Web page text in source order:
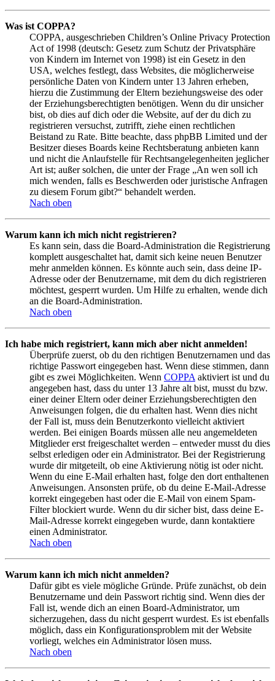
Was ist COPPA?
COPPA, ausgeschrieben Children’s Online Privacy Protection
Act of 1998 (deutsch: Gesetz zum Schutz der Privatsphäre
von Kindern im Internet von 1998) ist ein Gesetz in den
USA, welches festlegt, dass Websites, die möglicherweise
persönliche Daten von Kindern unter 13 Jahren erheben,
hierzu die Zustimmung der Eltern beziehungsweise des oder
der Erziehungsberechtigten benötigen. Wenn du dir unsicher
bist, ob dies auf dich oder die Website, auf der du dich zu
registrieren versuchst, zutrifft, ziehe einen rechtlichen
Beistand zu Rate. Bitte beachte, dass phpBB Limited und der
Besitzer dieses Boards keine Rechtsberatung anbieten kann
und nicht die Anlaufstelle für Rechtsangelegenheiten jeglicher
Art ist; außer solchen, die unter der Frage „An wen soll ich
mich wenden, falls es Beschwerden oder juristische Anfragen
zu diesem Forum gibt?“ behandelt werden.
Nach oben
Warum kann ich mich nicht registrieren?
Es kann sein, dass die Board-Administration die Registrierung
komplett ausgeschaltet hat, damit sich keine neuen Benutzer
mehr anmelden können. Es könnte auch sein, dass deine IP-
Adresse oder der Benutzername, mit dem du dich registrieren
möchtest, gesperrt wurden. Um Hilfe zu erhalten, wende dich
an die Board-Administration.
Nach oben
Ich habe mich registriert, kann mich aber nicht anmelden!
Überprüfe zuerst, ob du den richtigen Benutzernamen und das
richtige Passwort eingegeben hast. Wenn diese stimmen, dann
gibt es zwei Möglichkeiten. Wenn COPPA aktiviert ist und du
angegeben hast, dass du unter 13 Jahre alt bist, musst du bzw.
einer deiner Eltern oder deiner Erziehungsberechtigten den
Anweisungen folgen, die du erhalten hast. Wenn dies nicht
der Fall ist, muss dein Benutzerkonto vielleicht aktiviert
werden. Bei einigen Boards müssen alle neu angemeldeten
Mitglieder erst freigeschaltet werden – entweder musst du dies
selbst erledigen oder ein Administrator. Bei der Registrierung
wurde dir mitgeteilt, ob eine Aktivierung nötig ist oder nicht.
Wenn du eine E-Mail erhalten hast, folge den dort enthaltenen
Anweisungen. Ansonsten prüfe, ob du deine E-Mail-Adresse
korrekt eingegeben hast oder die E-Mail von einem Spam-
Filter blockiert wurde. Wenn du dir sicher bist, dass deine E-
Mail-Adresse korrekt eingegeben wurde, dann kontaktiere
einen Administrator.
Nach oben
Warum kann ich mich nicht anmelden?
Dafür gibt es viele mögliche Gründe. Prüfe zunächst, ob dein
Benutzername und dein Passwort richtig sind. Wenn dies der
Fall ist, wende dich an einen Board-Administrator, um
sicherzugehen, dass du nicht gesperrt wurdest. Es ist ebenfalls
möglich, dass ein Konfigurationsproblem mit der Website
vorliegt, welches ein Administrator lösen muss.
Nach oben